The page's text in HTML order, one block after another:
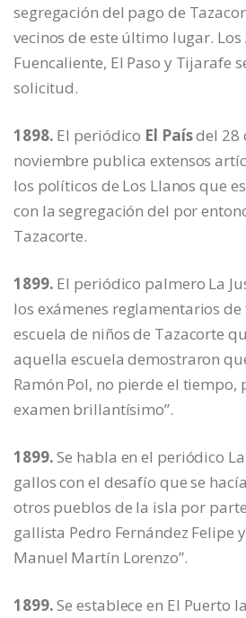
segregación del pago de
vecinos de este último lugar.
Fuencaliente, El Paso y Tijarafe
solicitud.
1898. El periódico El Paísdel 28
noviembre publica extensos
los políticos de Los Llanos que
con la segregación del por
Tazacorte.
1899. El periódico palmero La
los exámenes reglamentarios
escuela de niños de Tazacorte
aquella escuela demostraron
Ramón Pol, no pierde el tiempo,
examen brillantísimo”.
1899.Se habla en el periódico
gallos con el desafío que se
otros pueblos de la isla por
gallista Pedro Fernández Felipe
Manuel Martín Lorenzo”.
1899.Se establece en El Puerto